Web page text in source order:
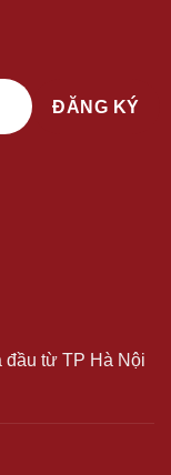
đầu từ TP Hà Nội